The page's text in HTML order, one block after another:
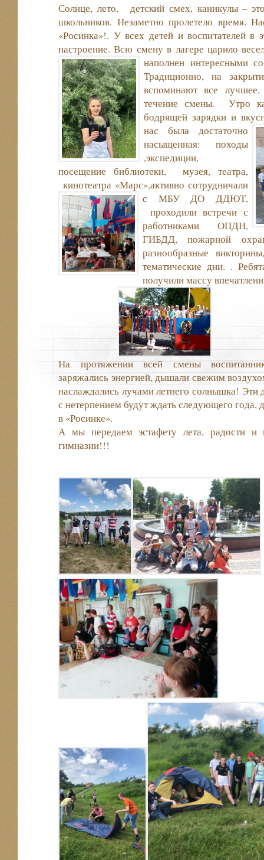
Солнце, лето, детский смех, каникулы –
школьников. Незаметно пролетело время.
«Росинка»!. У всех детей и воспитателей в
настроение. Всю смену в лагере царило
наполнен интересными
Традиционно, на
вспоминают все
течение смены. Утро
бодрящей зарядки и
нас была достаточно
насыщенная: походы
,экспедиции,
посещение библиотеки, музея, театра,
кинотеатра «Марс»,активно сотрудничали
с МБУ ДО ДДЮТ,
проходили встречи с
работниками ОПДН,
ГИБДД, пожарной
разнообразные
тематические дни. .
получили массу
На протяжении всей смены
заряжались энергией, дышали свежим
наслаждались лучами летнего солнышка! Эти
с нетерпением будут ждать следующего года,
в «Росинке».
А мы передаем эстафету лета, радости и
гимназии!!!